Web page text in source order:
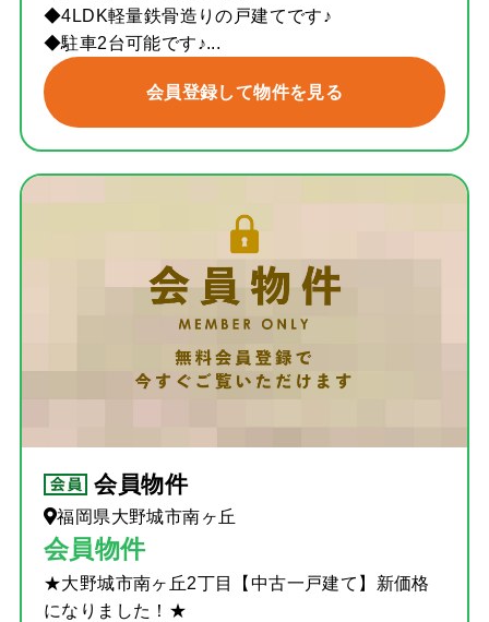
◆4LDK軽量鉄骨造りの戸建てです♪
◆駐車2台可能です♪...
会員登録して物件を見る
会員物件
福岡県大野城市南ヶ丘
会員物件
★大野城市南ヶ丘2丁目【中古一戸建て】新価格
になりました！★